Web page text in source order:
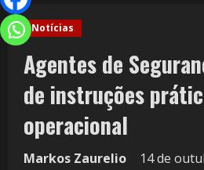
Notícias
Agentes de
de instruções
operacional
Markos Zaurelio 14 de